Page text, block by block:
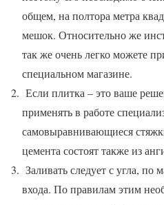
общем, на полтора метра
мешок. Относительно же
так же очень легко можете
специальном магазине.
Если плитка – это ваше
применять в работе
самовыравнивающиеся
цемента состоят также из
Заливать следует с угла, по
входа. По правилам этим